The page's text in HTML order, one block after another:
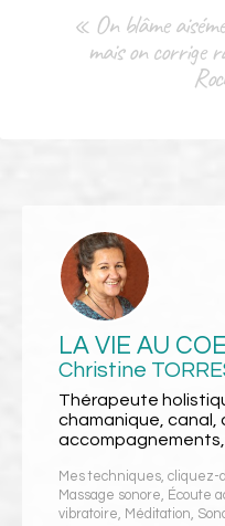
« On blâme
mais on corrige
LA VIE AU
Christine
Thérapeute
chamanique, canal,
Mes techniques, cliquez-
Massage sonore, Écoute
vibratoire, Méditation,